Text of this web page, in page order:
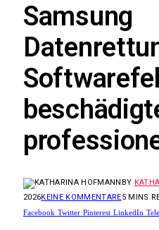
Samsung
BY
2026KEINE KOMMENTARE5 MINS
Facebook Twitter Pinterest LinkedIn